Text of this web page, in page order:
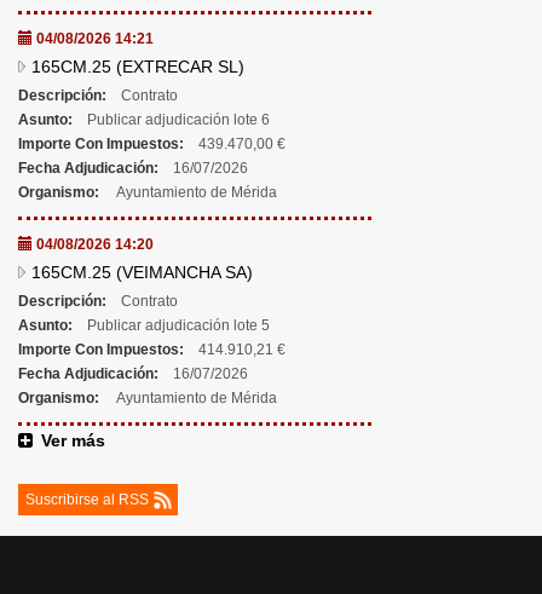
04/08/2026 14:21
165CM.25 (EXTRECAR SL)
Descripción:
Contrato
Asunto:
Publicar adjudicación lote 6
Importe Con Impuestos:
439.470,00 €
Fecha Adjudicación:
16/07/2026
Organismo:
Ayuntamiento de Mérida
04/08/2026 14:20
165CM.25 (VEIMANCHA SA)
Descripción:
Contrato
Asunto:
Publicar adjudicación lote 5
Importe Con Impuestos:
414.910,21 €
Fecha Adjudicación:
16/07/2026
Organismo:
Ayuntamiento de Mérida
Ver más
Suscribirse al RSS